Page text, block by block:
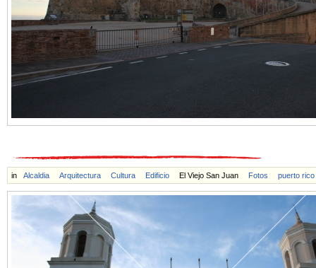
in Alcaldia Arquitectura Cultura Edificio El Viejo San Juan Fotos puerto rico